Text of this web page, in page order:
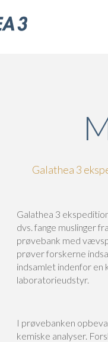
Galathea 3
Galathea 3
dvs. fange muslinger
prøvebank med
prøver forskerne
indsamlet indenfor en
laboratorieudstyr.
I prøvebanken
kemiske analyser.